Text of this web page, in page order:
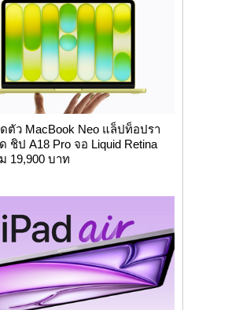
ดตัว MacBook Neo แล็ปท็อปรา
ชิป A18 Pro จอ Liquid Retina
19,900 บาท